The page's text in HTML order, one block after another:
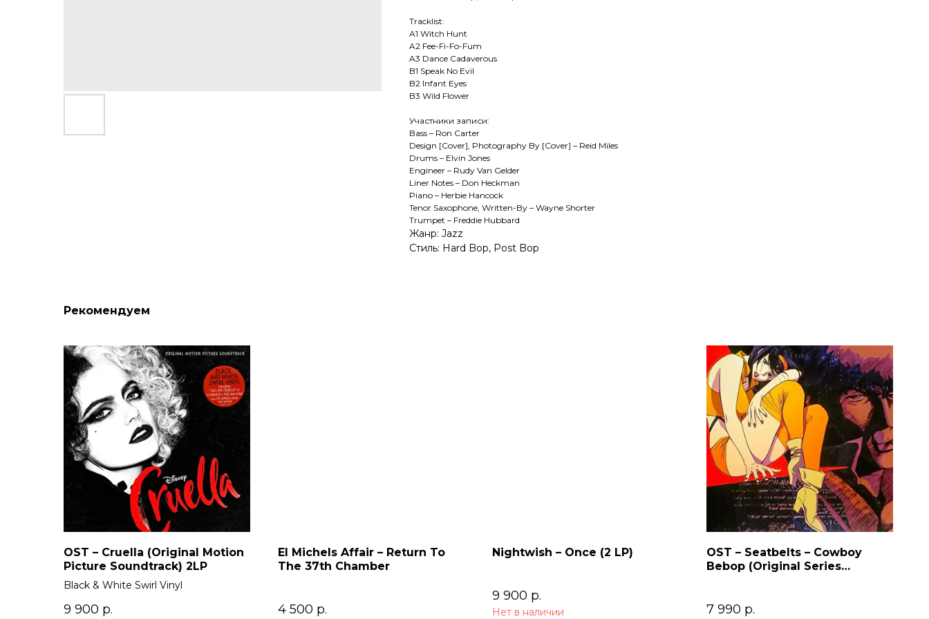
Tracklist:
A1 Witch Hunt
A2 Fee-Fi-Fo-Fum
A3 Dance Cadaverous
B1 Speak No Evil
B2 Infant Eyes
B3 Wild Flower
Участники записи:
Bass – Ron Carter
Design [Cover], Photography By [Cover] – Reid Miles
Drums – Elvin Jones
Engineer – Rudy Van Gelder
Liner Notes – Don Heckman
Piano – Herbie Hancock
Tenor Saxophone, Written-By – Wayne Shorter
Trumpet – Freddie Hubbard
Жанр: Jazz
Стиль: Hard Bop, Post Bop
Рекомендуем
OST – Cruella (Original Motion
Picture Soundtrack) 2LP
Black & White Swirl Vinyl
9 900 р.
El Michels Affair – Return To
The 37th Chamber
4 500 р.
Nightwish – Once (2 LP)
9 900 р.
Нет в наличии
OST – Seatbelts – Cowboy
Bebop (Original Series
7 990 р.